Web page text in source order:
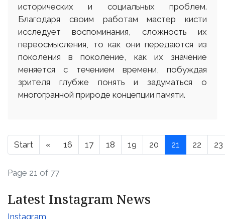
исторических и социальных проблем.
Благодаря своим работам мастер кисти
исследует воспоминания, сложность их
переосмысления, то как они передаются из
поколения в поколение, как их значение
меняется с течением времени, побуждая
зрителя глубже понять и задуматься о
многогранной природе концепции памяти.
Start « 16 17 18 19 20 21 22 23
Page 21 of 77
Latest Instagram News
Instagram